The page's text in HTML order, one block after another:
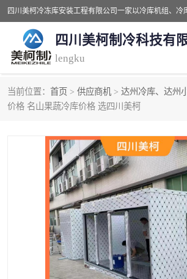
四川美柯制冷科技有
lengku
当前位置： 首页 > 供应商机 > 达州冷库、达州
价格 名山果蔬冷库价格 选四川美柯
冷库安装，冷库价格
成都冻库，成都冻库价格 绵阳冻
德阳冻库安装，德阳冷库 广元冻
价
南充冻库设计,南充冻库安 遂宁冻
资阳冻库，资阳冻库安装 泸州冻
乐山冻库,乐山保鲜冷库 自贡冻